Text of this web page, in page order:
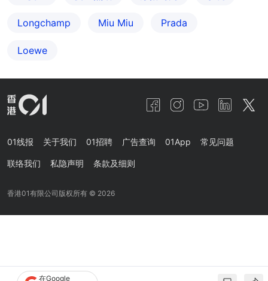
Longchamp Miu Miu Prada
Loewe
在Google
01线报 关于我们 01招聘 广告查询 01App 常见问题
联络我们 私隐声明 条款及细则
香港01有限公司版权所有 © 2026